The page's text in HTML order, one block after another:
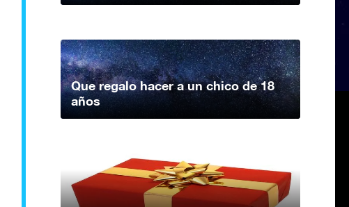
Que regalo hacer a un chico de 18
años